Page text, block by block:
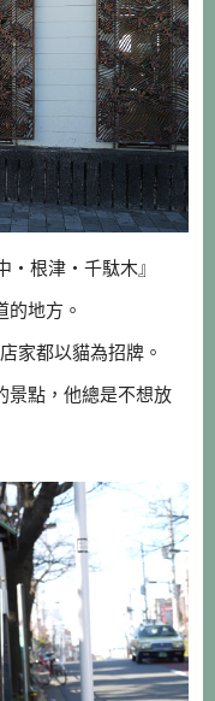
根津・千駄木』
的地方。
家都以貓為招牌。
景點，他總是不想放